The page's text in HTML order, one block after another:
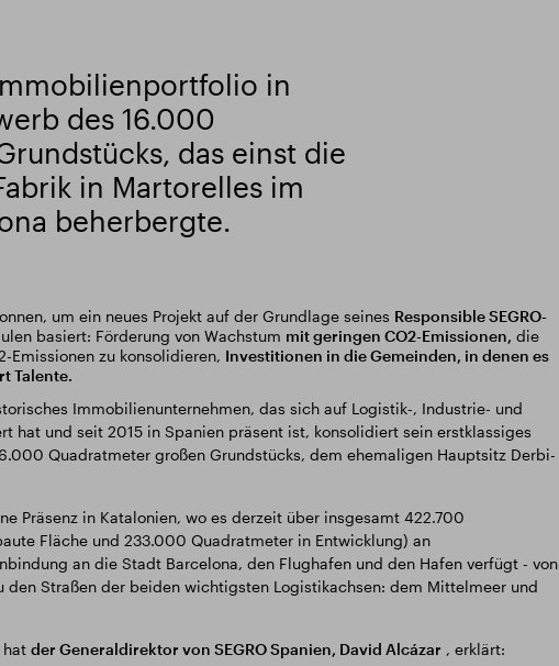
in
des 16.000
das einst die
in Martorelles im
beherbergte.
um ein neues Projekt auf der Grundlage seines Responsible SEGRO-
basiert: Förderung von Wachstum mit geringen CO2-Emissionen, die
zu konsolidieren, Investitionen in die Gemeinden, in denen es
Talente.
Immobilienunternehmen, das sich auf Logistik-, Industrie- und
hat und seit 2015 in Spanien präsent ist, konsolidiert sein erstklassiges
Quadratmeter großen Grundstücks, dem ehemaligen Hauptsitz Derbi-
Präsenz in Katalonien, wo es derzeit über insgesamt 422.700
Fläche und 233.000 Quadratmeter in Entwicklung) an
an die Stadt Barcelona, den Flughafen und den Hafen verfügt - von
den Straßen der beiden wichtigsten Logistikachsen: dem Mittelmeer und
hat der Generaldirektor von SEGRO Spanien, David Alcázar , erklärt: